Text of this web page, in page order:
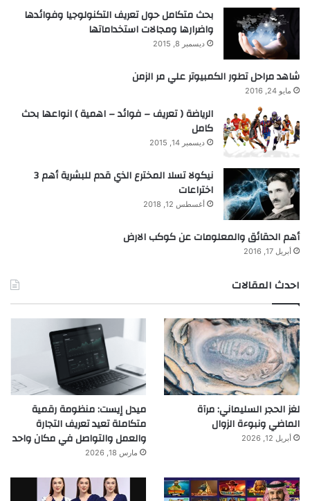
بحث متكامل حول تعريف التكنولوجيا وفوائدها
واضرارها ومجالات استخداماتها
ديسمبر 8, 2015
شاهد مراحل تطور الكمبيوتر علي مر الزمن
مايو 24, 2016
الرياضة ( تعريف – فوائد – اهمية ) انواعها بحث
كامل
ديسمبر 14, 2015
نيكولا تسلا المخترع الذي قدم للبشرية أهم 3
اختراعات
أغسطس 12, 2018
أهم الحقائق والمعلومات عن كوكب الارض
أبريل 17, 2016
احدث المقالات
لغز الحجر السليماني: مرآة
الماضي ونبوءة الزوال
أبريل 12, 2026
ميدل إيست: منظومة رقمية
متكاملة تعيد تعريف التجارة
والعمل والتواصل في مكان واحد
مارس 18, 2026